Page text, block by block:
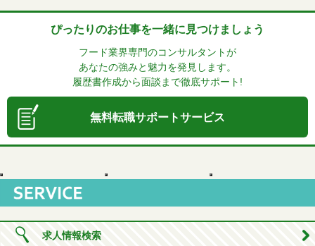
ぴったりのお仕事を一緒に見つけましょう
フード業界専門のコンサルタントが
あなたの強みと魅力を発見します。
履歴書作成から面談まで徹底サポート!
無料転職サポートサービス
求人情報検索